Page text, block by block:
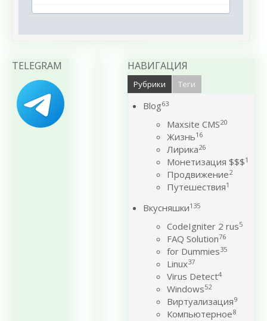
TELEGRAM НАВИГАЦИЯ
Рубрики Теги
Blog63
Maxsite CMS20
Жизнь16
Лирика26
Монетизация $$$1
Продвижение2
Путешествия1
Вкусняшки135
CodeIgniter 2 rus5
FAQ Solution76
for Dummies35
Linux37
Virus Detect4
Windows52
Виртуализация9
Компьютерное8